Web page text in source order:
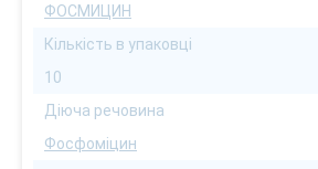
ФОСМИЦИН
Кількість в упаковці
10
Діюча речовина
Фосфоміцин